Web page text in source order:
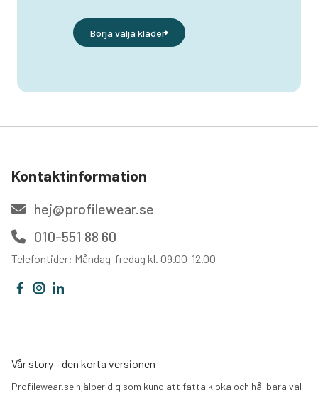
Börja välja kläder
Kontaktinformation
hej@profilewear.se
010-551 88 60
Telefontider: Måndag-fredag kl. 09.00-12.00
Vår story - den korta versionen
Profilewear.se hjälper dig som kund att fatta kloka och hållbara val